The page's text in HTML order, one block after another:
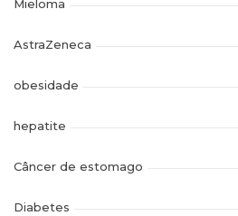
Mieloma
AstraZeneca
obesidade
hepatite
Câncer de estomago
Diabetes